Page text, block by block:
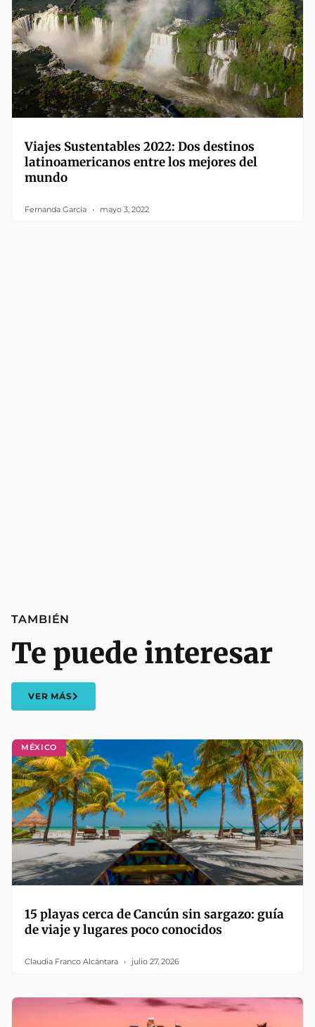
Viajes Sustentables 2022: Dos destinos
latinoamericanos entre los mejores del
mundo
Fernanda García mayo 3, 2022
MÉXICO
15 playas cerca de Cancún sin sargazo: guía
de viaje y lugares poco conocidos
Claudia Franco Alcántara julio 27, 2026
TAMBIÉN
Te puede interesar
VER MÁS